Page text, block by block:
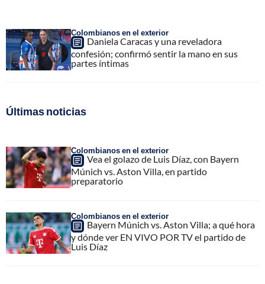
Colombianos en el exterior
Daniela Caracas y una reveladora
confesión; confirmó sentir la mano en sus
partes íntimas
Últimas noticias
Colombianos en el exterior
Vea el golazo de Luis Díaz, con Bayern
Múnich vs. Aston Villa, en partido
preparatorio
Colombianos en el exterior
Bayern Múnich vs. Aston Villa; a qué hora
y dónde ver EN VIVO POR TV el partido de
Luis Díaz